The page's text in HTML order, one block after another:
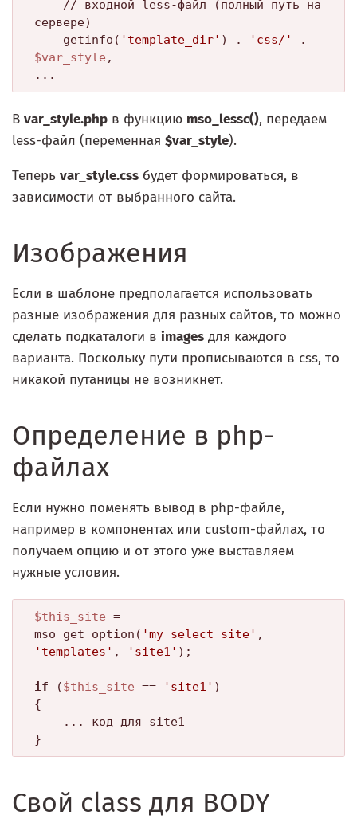
сервере)
	getinfo(
'template_dir' ) . 'css/'
$var_style ,
В var_style.php в функцию mso_lessc(), передаем
less-файл (переменная $var_style).
Теперь var_style.css будет формироваться, в
зависимости от выбранного сайта.
Изображения
Если в шаблоне предполагается использовать
разные изображения для разных сайтов, то можно
сделать подкаталоги в images для каждого
варианта. Поскольку пути прописываются в css, то
никакой путаницы не возникнет.
Определение в php-
файлах
Если нужно поменять вывод в php-файле,
например в компонентах или custom-файлах, то
получаем опцию и от этого уже выставляем
нужные условия.
$this_site =
mso_get_option( 'my_select_site'
'templates' , 'site1' );
if ($this_site == 'site1' )
{
Свой class для BODY